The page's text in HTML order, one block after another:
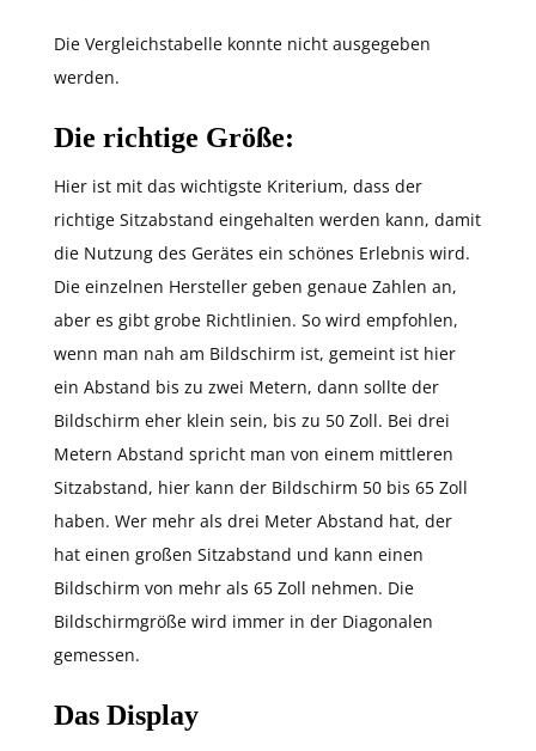
Die Vergleichstabelle konnte nicht ausgegeben
werden.
Die richtige Größe:
Hier ist mit das wichtigste Kriterium, dass der
richtige Sitzabstand eingehalten werden kann, damit
die Nutzung des Gerätes ein schönes Erlebnis wird.
Die einzelnen Hersteller geben genaue Zahlen an,
aber es gibt grobe Richtlinien. So wird empfohlen,
wenn man nah am Bildschirm ist, gemeint ist hier
ein Abstand bis zu zwei Metern, dann sollte der
Bildschirm eher klein sein, bis zu 50 Zoll. Bei drei
Metern Abstand spricht man von einem mittleren
Sitzabstand, hier kann der Bildschirm 50 bis 65 Zoll
haben. Wer mehr als drei Meter Abstand hat, der
hat einen großen Sitzabstand und kann einen
Bildschirm von mehr als 65 Zoll nehmen. Die
Bildschirmgröße wird immer in der Diagonalen
gemessen.
Das Display